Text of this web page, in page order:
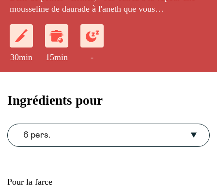
mousseline de daurade à l'aneth que vous
30min 15min -
Ingrédients pour
6 pers.
Pour la farce